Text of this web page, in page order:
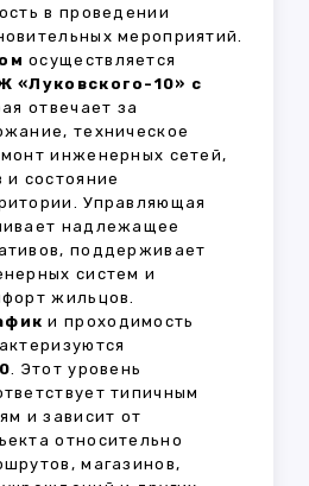
в проведении
мероприятий.
осуществляется
«Луковского-10» с
отвечает за
техническое
инженерных сетей,
и состояние
Управляющая
надлежащее
поддерживает
систем и
жильцов.
и проходимость
. Этот уровень
типичным
и зависит от
относительно
магазинов,